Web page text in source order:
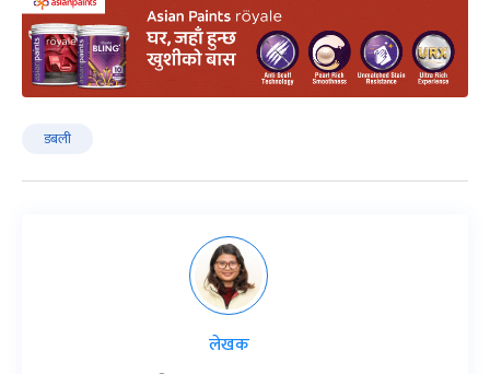
डबली
लेखक